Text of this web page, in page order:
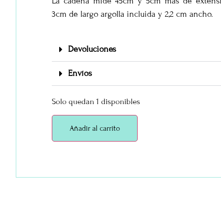
3cm de largo argolla incluida y 2,2 cm ancho.
Devoluciones
Envíos
Solo quedan 1 disponibles
Añadir al carrito